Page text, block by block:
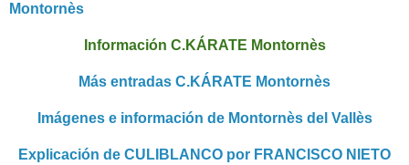
Montornès
Información C.KÁRATE Montornès
Más entradas C.KÁRATE Montornès
Imágenes e información de Montornès del Vallès
Explicación de CULIBLANCO por FRANCISCO NIETO